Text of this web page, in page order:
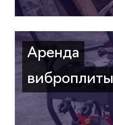
Аренда
виброплиты